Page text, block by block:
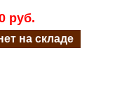
руб.
на складе